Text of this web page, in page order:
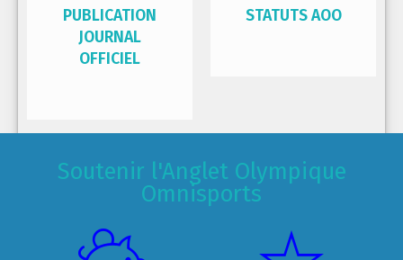
PUBLICATION
JOURNAL
OFFICIEL
STATUTS AOO
Soutenir l'Anglet Olympique
Omnisports